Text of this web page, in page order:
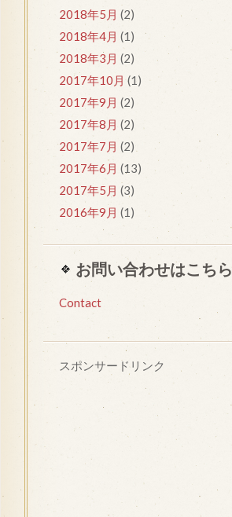
2018年5月 (2)
2018年4月 (1)
2018年3月 (2)
2017年10月 (1)
2017年9月 (2)
2017年8月 (2)
2017年7月 (2)
2017年6月 (13)
2017年5月 (3)
2016年9月 (1)
お問い合わせはこちら
Contact
スポンサードリンク